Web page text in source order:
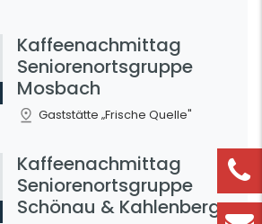
Kaffeenachmittag
Seniorenortsgruppe
Mosbach
Gaststätte „Frische Quelle"
Kaffeenachmittag
Seniorenortsgruppe
Schönau & Kahlenberg